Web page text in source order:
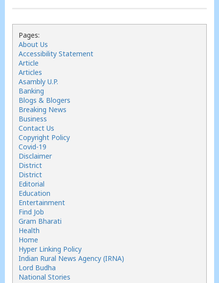
Pages:
About Us
Accessibility Statement
Article
Articles
Asambly U.P.
Banking
Blogs & Blogers
Breaking News
Business
Contact Us
Copyright Policy
Covid-19
Disclaimer
District
District
Editorial
Education
Entertainment
Find Job
Gram Bharati
Health
Home
Hyper Linking Policy
Indian Rural News Agency (IRNA)
Lord Budha
National Stories